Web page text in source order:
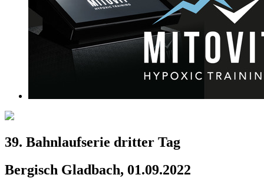
39. Bahnlaufserie dritter Tag
Bergisch Gladbach, 01.09.2022